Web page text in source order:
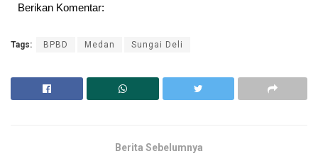
Berikan Komentar:
Tags: BPBD Medan Sungai Deli
Berita Sebelumnya